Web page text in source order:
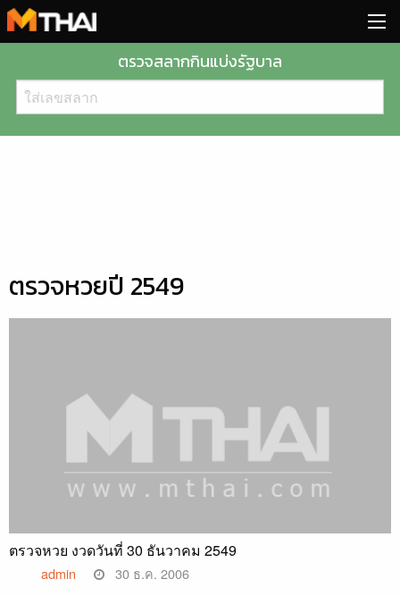
Skip
to
ตรวจสลากกินแบ่งรัฐบาล
ตรวจหวยปี 2549
ตรวจหวย งวดวันที่ 30 ธันวาคม 2549
admin 30 ธ.ค. 2006